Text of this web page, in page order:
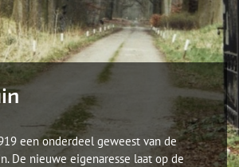
een onderdeel geweest van de
De nieuwe eigenaresse laat op de